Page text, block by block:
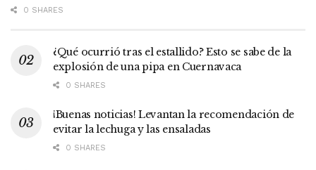
0 SHARES
¿Qué ocurrió tras el estallido? Esto se sabe de la
explosión de una pipa en Cuernavaca
0 SHARES
¡Buenas noticias! Levantan la recomendación de
evitar la lechuga y las ensaladas
0 SHARES